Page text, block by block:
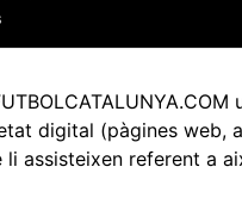
Política de Privacitat
digital (pàgines web,
assisteixen referent a